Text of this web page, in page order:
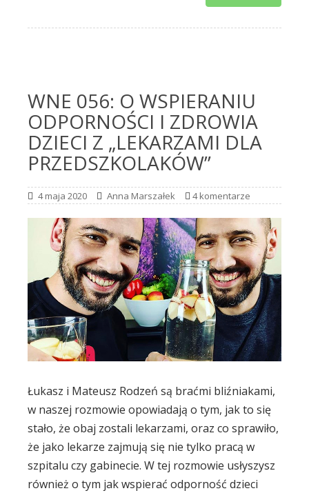
WNE 056: O WSPIERANIU
ODPORNOŚCI I ZDROWIA
DZIECI Z „LEKARZAMI DLA
PRZEDSZKOLAKÓW”
4 maja 2020 Anna Marszałek 4 komentarze
Łukasz i Mateusz Rodzeń są braćmi bliźniakami,
w naszej rozmowie opowiadają o tym, jak to się
stało, że obaj zostali lekarzami, oraz co sprawiło,
że jako lekarze zajmują się nie tylko pracą w
szpitalu czy gabinecie. W tej rozmowie usłyszysz
również o tym jak wspierać odporność dzieci